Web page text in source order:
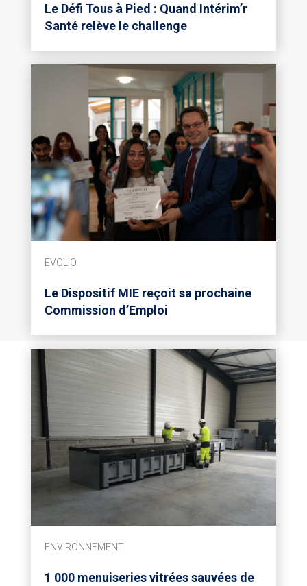
Le Défi Tous à Pied : Quand Intérim’r
Santé relève le challenge
EVOLIO
Le Dispositif MIE reçoit sa prochaine
Commission d’Emploi
ENVIRONNEMENT
1 000 menuiseries vitrées sauvées de